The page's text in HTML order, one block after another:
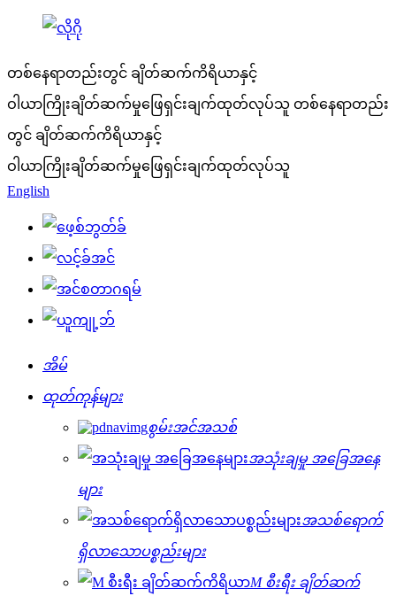
တစ်နေရာတည်းတွင် ချိတ်ဆက်ကိရိယာနှင့်
ဝါယာကြိုးချိတ်ဆက်မှုဖြေရှင်းချက်ထုတ်လုပ်သူ တစ်နေရာတည်း
တွင် ချိတ်ဆက်ကိရိယာနှင့်
ဝါယာကြိုးချိတ်ဆက်မှုဖြေရှင်းချက်ထုတ်လုပ်သူ
English
အိမ်
ထုတ်ကုန်များ
စွမ်းအင်အသစ်
အသုံးချမှု အခြေအနေ
များ
အသစ်ရောက်
ရှိလာသောပစ္စည်းများ
M စီးရီး ချိတ်ဆက်